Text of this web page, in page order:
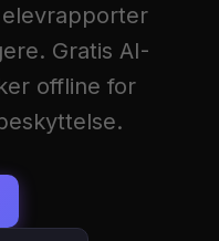
Gratis AI-
offline for